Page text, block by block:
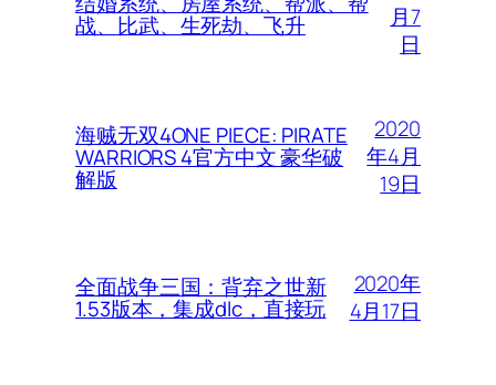
战、比武、生死劫、飞升
月7
日
海贼无双4ONE PIECE: PIRATE
WARRIORS 4官方中文 豪华破
解版
2020
年4月
19日
全面战争三国：背弃之世新
1.53版本，集成dlc，直接玩
2020年
4月17日